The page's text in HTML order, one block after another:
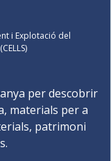
i Explotació del
per descobrir
materials per a
patrimoni